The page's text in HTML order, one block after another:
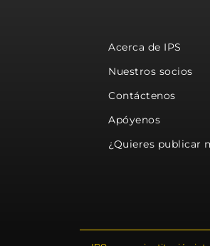
Acerca de IPS
Nuestros socios
Contáctenos
Apóyenos
¿Quieres publicar